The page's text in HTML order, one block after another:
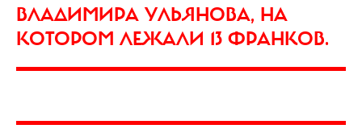
ВЛАДИМИРА УЛЬЯНОВА, НА
КОТОРОМ ЛЕЖАЛИ 13 ФРАНКОВ.